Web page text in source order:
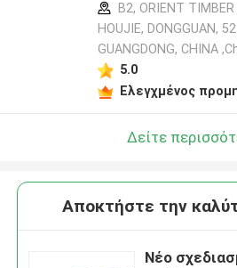
B2, ORIENT TIMBER
HOUJIE, DONGGUAN,
GUANGDONG, CHINA
5.0
Ελεγχμένος
Δείτε
Αποκτήστε την
Νέο